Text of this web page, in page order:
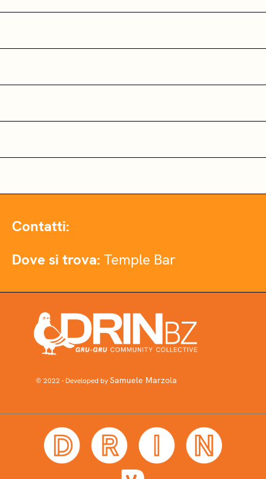
Contatti:
Dove si trova: Temple Bar
© 2022 - Developed bySamuele Marzola